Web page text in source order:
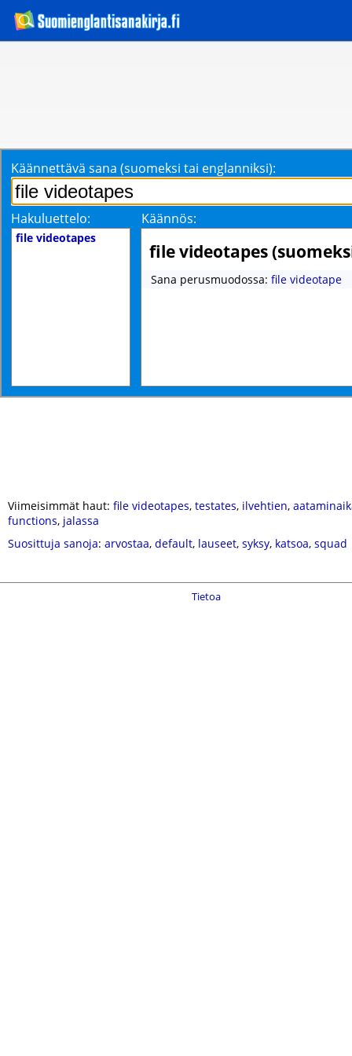
Käännettävä sana (suomeksi tai englanniksi):
Hakuluettelo: Käännös:
file videotapes
file videotapes
Sana perusmuodossa: file videotape
Viimeisimmät haut: file videotapes, testates, ilvehtien,
functions, jalassa
Suosittuja sanoja: arvostaa, default, lauseet, syksy, katsoa, squad
Tietoa